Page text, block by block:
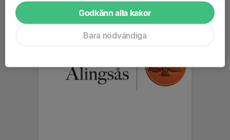
Godkänn alla kakor
Bara nödvändiga